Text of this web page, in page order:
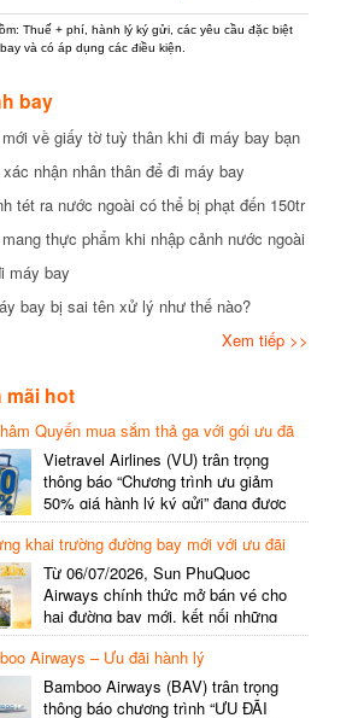
Thuế + phí, hành lý ký gửi, các yêu cầu đặc biệt
và có áp dụng các điều kiện.
bay
về giấy tờ tuỳ thân khi đi máy bay bạn
nhận nhân thân để đi máy bay
tét ra nước ngoài có thể bị phạt đến 150tr
thực phẩm khi nhập cảnh nước ngoài
bay
bay bị sai tên xử lý như thế nào?
Xem tiếp >>
hot
Quyến mua sắm thả ga với gói ưu đã
gói cước
Vietravel Airlines (VU) trân trọng
thông báo “Chương trình ưu giảm
50% giá hành lý ký gửi” đang được
triển khai cho đường bay quốc tế mới
kết nối từ TP. Hồ Chí Minh
(SGN) đi Thâm Quyến – Trung Quốc
(SZX), chi tiết như sau: LỊCH BAY
CHI TIẾT Đường bay SHCB Giờ khởi
hành Giờ đến Tần suất…
khai trường đường bay mới với ưu đãi
Từ 06/07/2026, Sun PhuQuoc
Airways chính thức mở bán vé cho
hai đường bay mới, kết nối những
điểm đến giàu trải nghiệm, giúp hành
khách khám phá vẻ đẹp thiên nhiên
và văn hóa của miền Trung Việt Nam.
Thông tin đường bay mới Đường bay
Airways – Ưu đãi hành lý
Bamboo Airways (BAV) trân trọng
thông báo chương trình “ƯU ĐÃI